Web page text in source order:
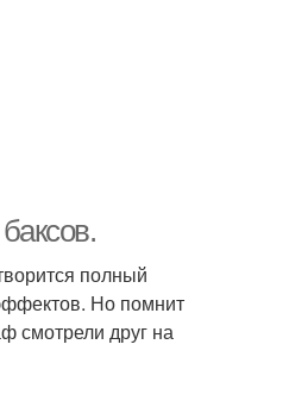
полный
Но помнит
смотрели друг на